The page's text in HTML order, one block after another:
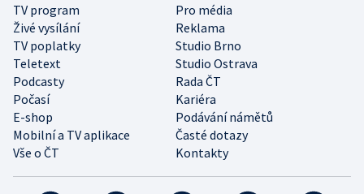
TV program
Pro média
Živé vysílání
Reklama
TV poplatky
Studio Brno
Teletext
Studio Ostrava
Podcasty
Rada ČT
Počasí
Kariéra
E-shop
Podávání námětů
Mobilní a TV aplikace
Časté dotazy
Vše o ČT
Kontakty